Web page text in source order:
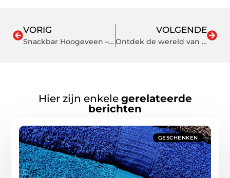
VORIG
Snackbar Hoogeveen – Een Culinaire Beleving Waar Lokale Ingrediënten en Gezonde Fastfood Samenkomen
VOLGENDE
Ontdek de wereld van kinderboerderijen in Haarlemmermeer
Hier zijn enkele gerelateerde
berichten
GESCHENKEN